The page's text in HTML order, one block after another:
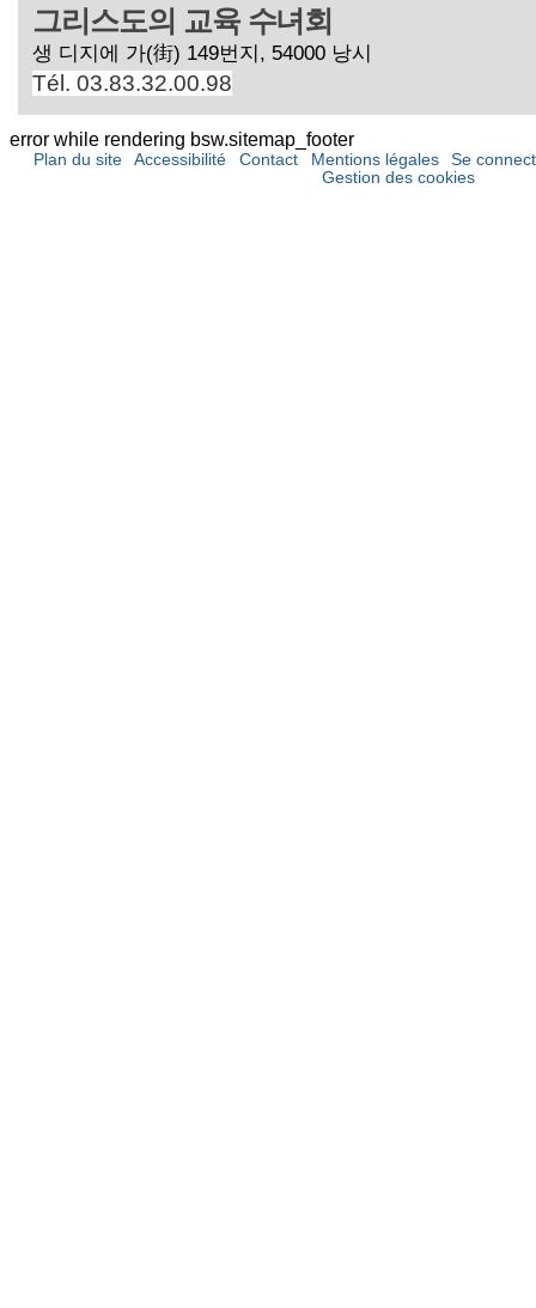
그리스도의 교육 수녀회
생 디지에 가(街) 149번지, 54000 낭시
Tél. 03.83.32.00.98
error while rendering bsw.sitemap_footer
Plan du site Accessibilité Contact Mentions légales
Se
Gestion des cookies